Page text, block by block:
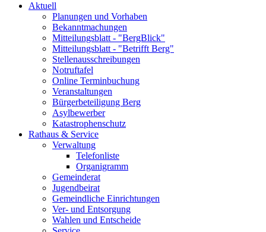
Aktuell
Planungen und Vorhaben
Bekanntmachungen
Mitteilungsblatt - "BergBlick"
Mitteilungsblatt - "Betrifft Berg"
Stellenausschreibungen
Notruftafel
Online Terminbuchung
Veranstaltungen
Bürgerbeteiligung Berg
Asylbewerber
Katastrophenschutz
Rathaus & Service
Verwaltung
Telefonliste
Organigramm
Gemeinderat
Jugendbeirat
Gemeindliche Einrichtungen
Ver- und Entsorgung
Wahlen und Entscheide